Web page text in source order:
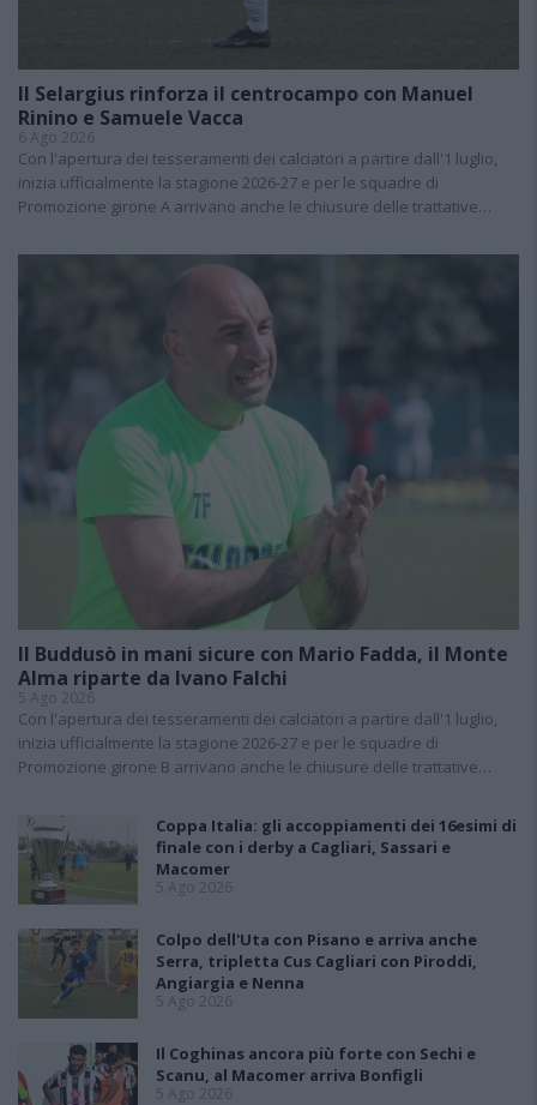
Il Selargius rinforza il centrocampo con Manuel
Rinino e Samuele Vacca
6 Ago 2026
Con l'apertura dei tesseramenti dei calciatori a partire dall'1 luglio,
inizia ufficialmente la stagione 2026-27 e per le squadre di
Promozione girone A arrivano anche le chiusure delle trattative…
Il Buddusò in mani sicure con Mario Fadda, il Monte
Alma riparte da Ivano Falchi
5 Ago 2026
Con l'apertura dei tesseramenti dei calciatori a partire dall'1 luglio,
inizia ufficialmente la stagione 2026-27 e per le squadre di
Promozione girone B arrivano anche le chiusure delle trattative…
Coppa Italia: gli accoppiamenti dei 16esimi di
finale con i derby a Cagliari, Sassari e
Macomer
5 Ago 2026
Colpo dell'Uta con Pisano e arriva anche
Serra, tripletta Cus Cagliari con Piroddi,
Angiargia e Nenna
5 Ago 2026
Il Coghinas ancora più forte con Sechi e
Scanu, al Macomer arriva Bonfigli
5 Ago 2026